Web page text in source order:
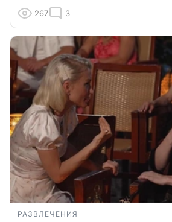
267 3
РАЗВЛЕЧЕНИЯ